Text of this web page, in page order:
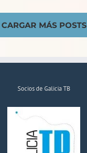
CARGAR MÁS POSTS
Socios de Galicia TB